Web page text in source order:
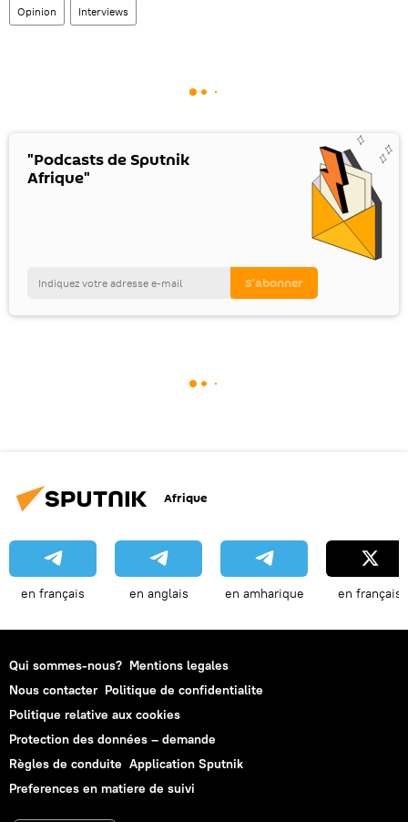
Opinion Interviews
"Podcasts de Sputnik
Afrique"
Afrique
en français en anglais en amharique en français
Qui sommes-nous? Mentions legales
Nous contacter Politique de confidentialite
Politique relative aux cookies
Protection des données – demande
Règles de conduite Application Sputnik
Preferences en matiere de suivi